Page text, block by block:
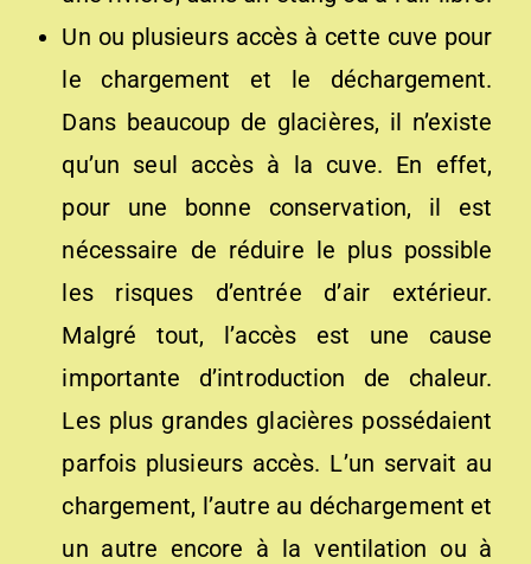
Un ou plusieurs accès à cette cuve pour
le chargement et le déchargement.
Dans beaucoup de glacières, il n’existe
qu’un seul accès à la cuve. En effet,
pour une bonne conservation, il est
nécessaire de réduire le plus possible
les risques d’entrée d’air extérieur.
Malgré tout, l’accès est une cause
importante d’introduction de chaleur.
Les plus grandes glacières possédaient
parfois plusieurs accès. L’un servait au
chargement, l’autre au déchargement et
un autre encore à la ventilation ou à